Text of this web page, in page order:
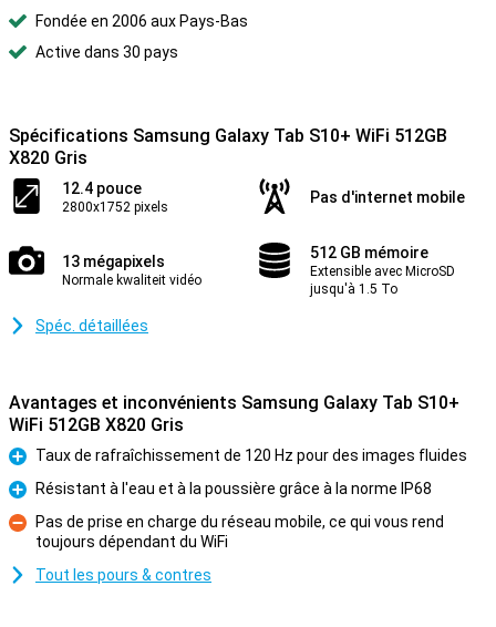
Fondée en 2006 aux Pays-Bas
Active dans 30 pays
Spécifications Samsung Galaxy Tab S10+ WiFi 512GB
X820 Gris
12.4 pouce
2800x1752 pixels
Pas d'internet mobile
13 mégapixels
Normale kwaliteit vidéo
512 GB mémoire
Extensible avec MicroSD
jusqu'à 1.5 To
Spéc. détaillées
Avantages et inconvénients Samsung Galaxy Tab S10+
WiFi 512GB X820 Gris
Pour
Taux de rafraîchissement de 120 Hz pour des images fluides
Pour
Résistant à l'eau et à la poussière grâce à la norme IP68
Contre
Pas de prise en charge du réseau mobile, ce qui vous rend
toujours dépendant du WiFi
Tout les pours & contres